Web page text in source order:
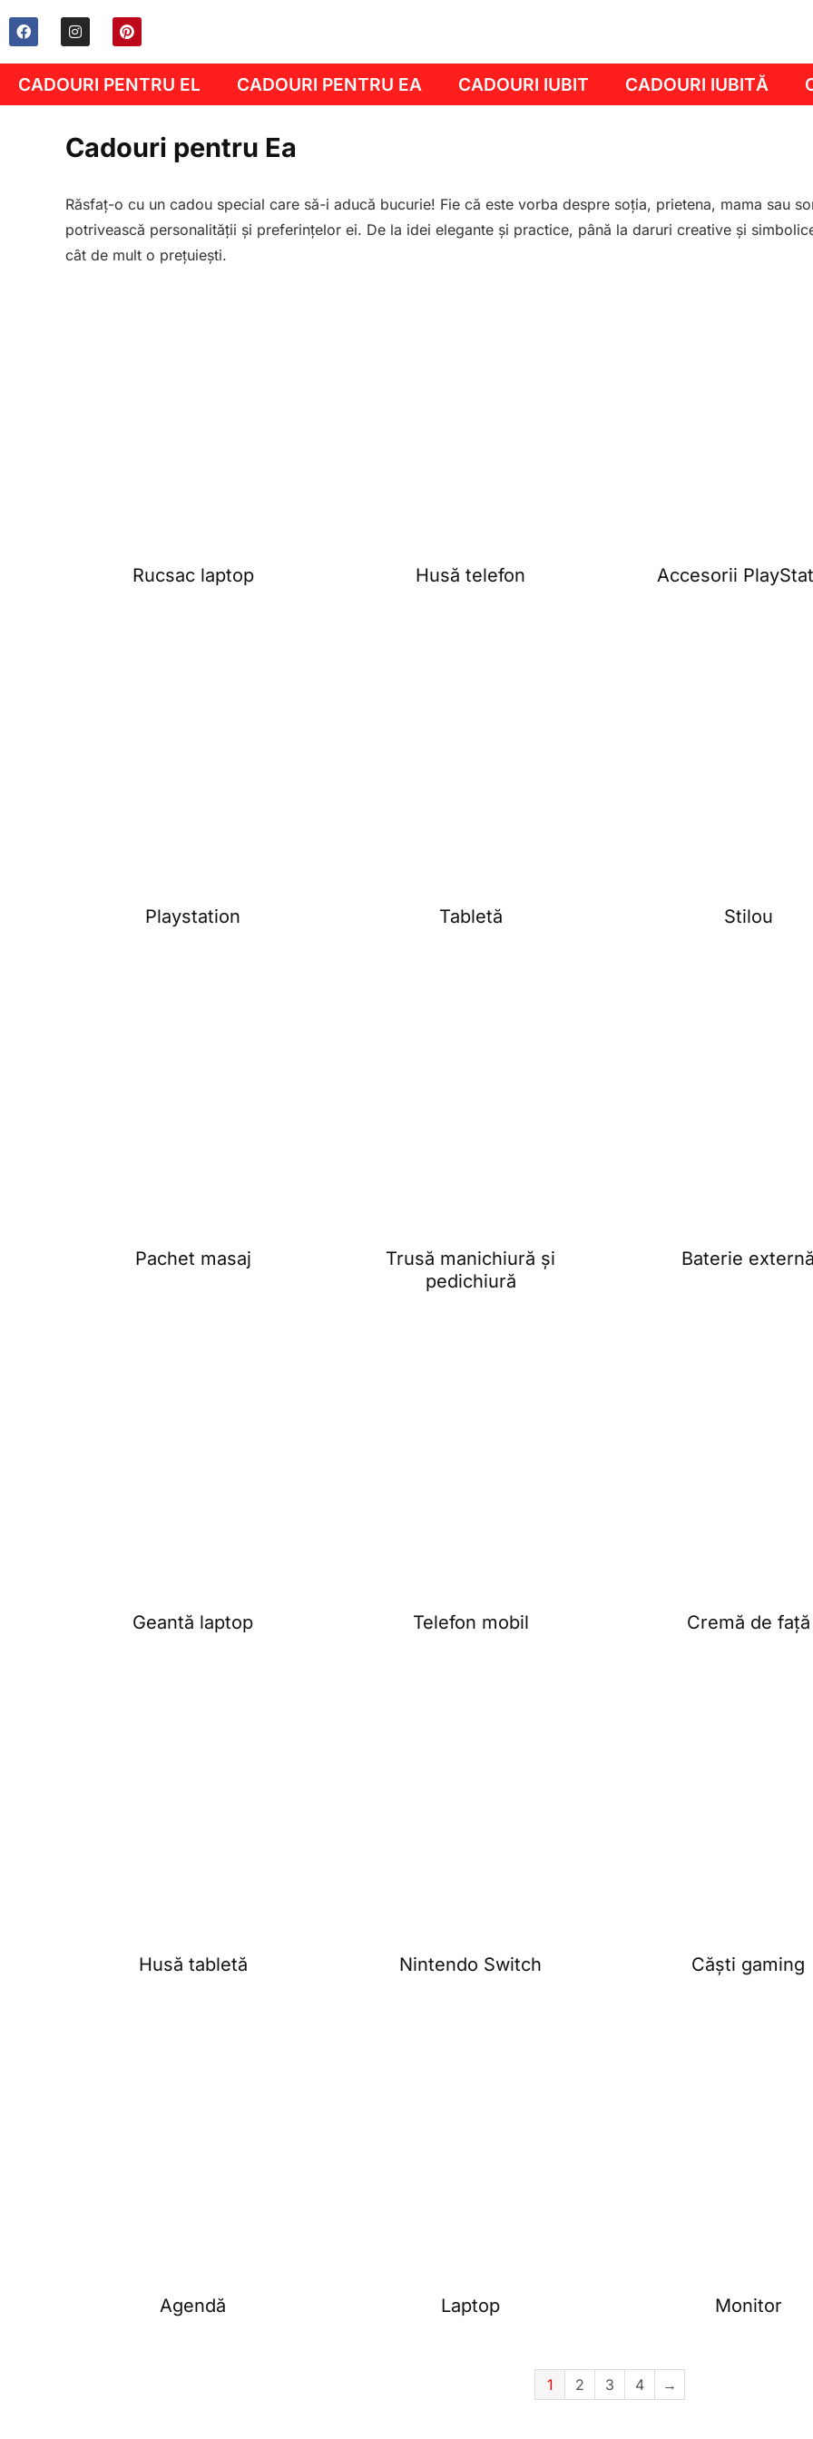
CADOURI PENTRU EL CADOURI PENTRU EA CADOURI IUBIT CADOURI IUBITĂ
Cadouri pentru Ea
Răsfaț-o cu un cadou special care să-i aducă bucurie! Fie că este vorba despre soția, prietena, mama sau
potrivească personalității și preferințelor ei. De la idei elegante și practice, până la daruri creative și
cât de mult o prețuiești.
Rucsac laptop Husă telefon Accesorii
Playstation Tabletă Stilou
Pachet masaj
Trusă manichiură și
pedichiură
Baterie externă
Geantă laptop Telefon mobil Cremă de față
Husă tabletă Nintendo Switch Căști gaming
Agendă Laptop Monitor
1 2 3 4 →